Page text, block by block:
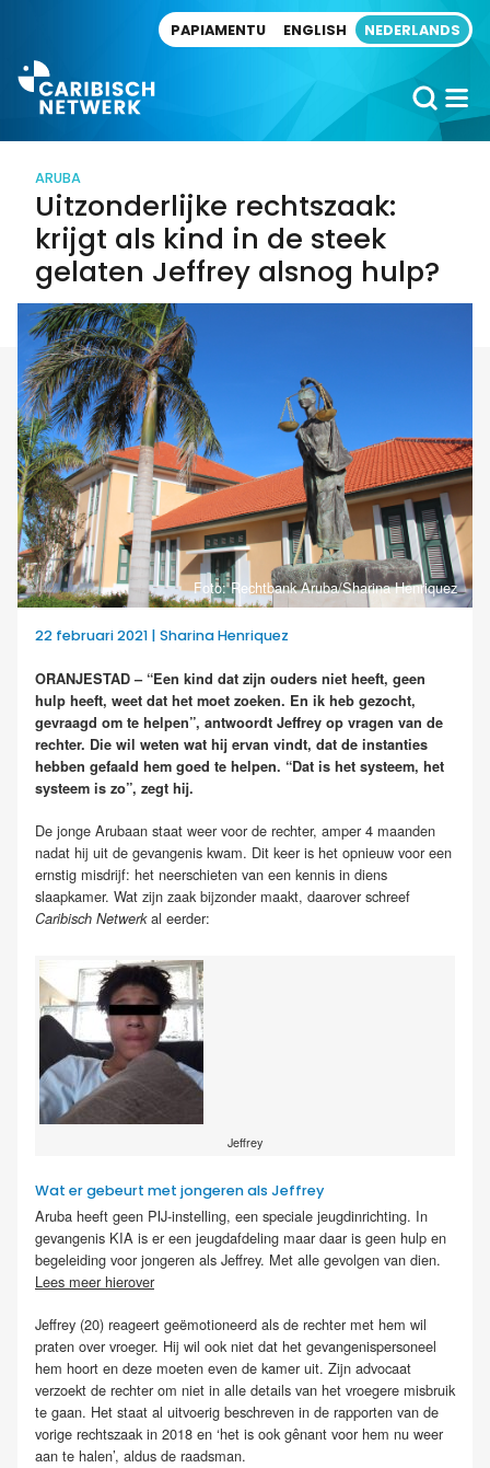
PAPIAMENTU ENGLISH NEDERLANDS
ARUBA
Uitzonderlijke rechtszaak:
krijgt als kind in de steek
gelaten Jeffrey alsnog hulp?
Foto: Rechtbank Aruba/Sharina Henriquez
22 februari 2021 | Sharina Henriquez
ORANJESTAD – “Een kind dat zijn ouders niet heeft, geen
hulp heeft, weet dat het moet zoeken. En ik heb gezocht,
gevraagd om te helpen”, antwoordt Jeffrey op vragen van de
rechter. Die wil weten wat hij ervan vindt, dat de instanties
hebben gefaald hem goed te helpen. “Dat is het systeem, het
systeem is zo”, zegt hij.
De jonge Arubaan staat weer voor de rechter, amper 4 maanden
nadat hij uit de gevangenis kwam. Dit keer is het opnieuw voor een
ernstig misdrijf: het neerschieten van een kennis in diens
slaapkamer. Wat zijn zaak bijzonder maakt, daarover schreef
Caribisch Netwerkal eerder:
Jeffrey
Wat er gebeurt met jongeren als Jeffrey
Aruba heeft geen PIJ-instelling, een speciale jeugdinrichting. In
gevangenis KIA is er een jeugdafdeling maar daar is geen hulp en
begeleiding voor jongeren als Jeffrey. Met alle gevolgen van dien.
Lees meer hierover
Jeffrey (20) reageert geëmotioneerd als de rechter met hem wil
praten over vroeger. Hij wil ook niet dat het gevangenispersoneel
hem hoort en deze moeten even de kamer uit. Zijn advocaat
verzoekt de rechter om niet in alle details van het vroegere misbruik
te gaan. Het staat al uitvoerig beschreven in de rapporten van de
vorige rechtszaak in 2018 en ‘het is ook gênant voor hem nu weer
aan te halen’, aldus de raadsman.